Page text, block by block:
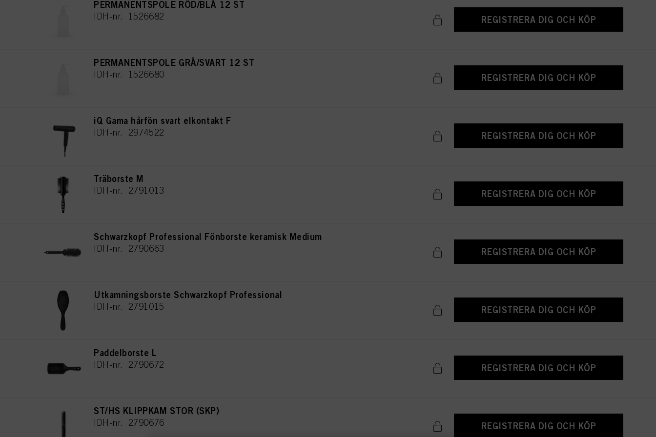
PERMANENTSPOLE RÖD/BLÅ 12 ST
IDH-nr. 1526682 REGISTRERA DIG OCH KÖP
PERMANENTSPOLE GRÅ/SVART 12 ST
IDH-nr. 1526680 REGISTRERA DIG OCH KÖP
iQ Gama hårfön svart elkontakt F
IDH-nr. 2974522 REGISTRERA DIG OCH KÖP
Träborste M
IDH-nr. 2791013 REGISTRERA DIG OCH KÖP
Schwarzkopf Professional Fönborste keramisk Medium
IDH-nr. 2790663 REGISTRERA DIG OCH KÖP
Utkamningsborste Schwarzkopf Professional
IDH-nr. 2791015 REGISTRERA DIG OCH KÖP
Paddelborste L
IDH-nr. 2790672 REGISTRERA DIG OCH KÖP
ST/HS KLIPPKAM STOR (SKP)
IDH-nr. 2790676 REGISTRERA DIG OCH KÖP